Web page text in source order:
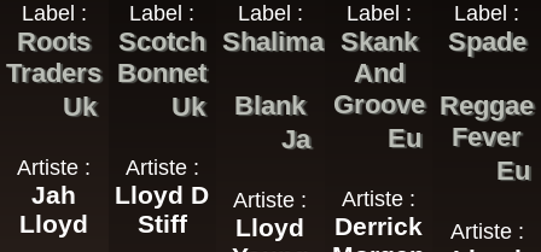
Label :
Roots
Traders
Uk
Artiste :
Jah
Lloyd
Label :
Scotch
Bonnet
Uk
Artiste :
Lloyd D
Stiff
Label :
Shalimar
Blank
Ja
Artiste :
Lloyd
Label :
Skank
And
Groove
Eu
Artiste :
Derrick
Label :
Spade
Reggae
Fever
Eu
Artiste :